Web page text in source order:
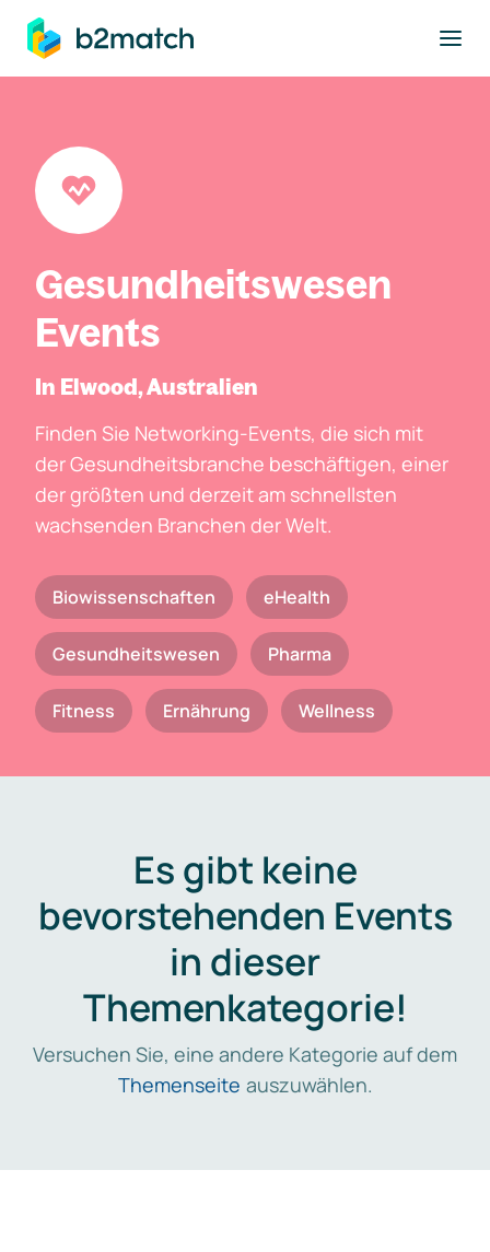
springen
Gesundheitswesen
Events
In Elwood, Australien
Finden Sie Networking-Events, die sich mit
der Gesundheitsbranche beschäftigen, einer
der größten und derzeit am schnellsten
wachsenden Branchen der Welt.
Biowissenschaften eHealth
Gesundheitswesen Pharma
Fitness Ernährung Wellness
Es gibt keine
bevorstehenden Events
in dieser
Themenkategorie!
Versuchen Sie, eine andere Kategorie auf dem
Themenseite auszuwählen.